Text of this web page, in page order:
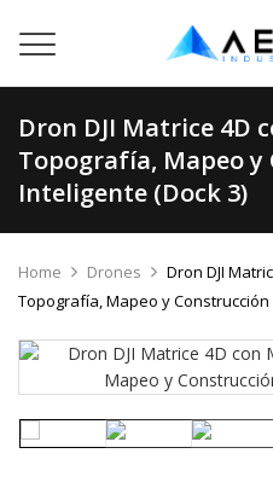
Dron DJI Matrice 4D
Topografía, Mapeo y
Inteligente (Dock 3)
Home Drones
Dron DJI
Topografía, Mapeo y Construcción